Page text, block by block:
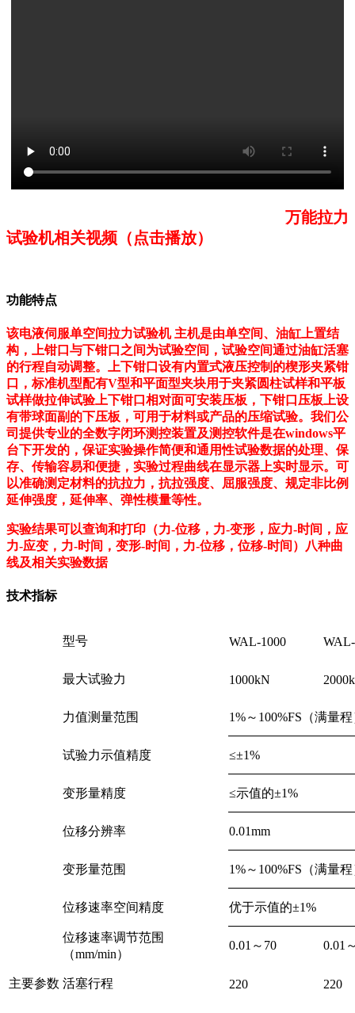
万能拉力
试验机相关视频（点击播放）
功能特点
该电液伺服单空间拉力试验机 主机是由单空间、油缸上置结
构，上钳口与下钳口之间为试验空间，试验空间通过油缸活塞
的行程自动调整。上下钳口设有内置式液压控制的楔形夹紧钳
口，标准机型配有V型和平面型夹块用于夹紧圆柱试样和平板
试样做拉伸试验上下钳口相对面可安装压板，下钳口压板上设
有带球面副的下压板，可用于材料或产品的压缩试验。我们公
司提供专业的全数字闭环测控装置及测控软件是在windows平
台下开发的，保证实验操作简便和通用性试验数据的处理、保
存、传输容易和便捷，实验过程曲线在显示器上实时显示。可
以准确测定材料的抗拉力，抗拉强度、屈服强度、规定非比例
延伸强度，延伸率、弹性模量等性。
实验结果可以查询和打印（力-位移，力-变形，应力-时间，应
力-应变，力-时间，变形-时间，力-位移，位移-时间）八种曲
线及相关实验数据
技术指标
主要参数
型号 WAL-1000
最大试验力 1000kN
力值测量范围 1%～100%FS（满量
试验力示值精度 ≤±1%
变形量精度 ≤示值的±1%
位移分辨率 0.01mm
变形量范围 1%～100%FS（满量
位移速率空间精度 优于示值的±1%
位移速率调节范围
（mm/min）
0.01～70 0.01
活塞行程 220 220